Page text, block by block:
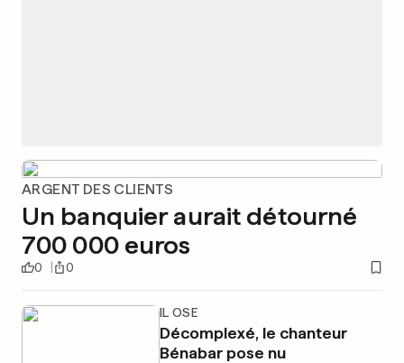
ARGENT DES CLIENTS
Un banquier aurait détourné
700 000 euros
0 0
IL OSE
Décomplexé, le chanteur
Bénabar pose nu